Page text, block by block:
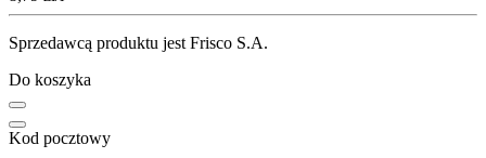
Sprzedawcą produktu jest Frisco S.A.
Do koszyka
Kod pocztowy